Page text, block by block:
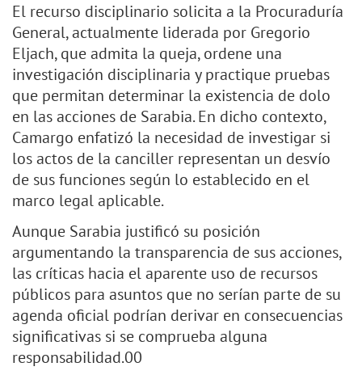
El recurso disciplinario solicita a la Procuraduría
General, actualmente liderada por Gregorio
Eljach, que admita la queja, ordene una
investigación disciplinaria y practique pruebas
que permitan determinar la existencia de dolo
en las acciones de Sarabia. En dicho contexto,
Camargo enfatizó la necesidad de investigar si
los actos de la canciller representan un desvío
de sus funciones según lo establecido en el
marco legal aplicable.
Aunque Sarabia justificó su posición
argumentando la transparencia de sus acciones,
las críticas hacia el aparente uso de recursos
públicos para asuntos que no serían parte de su
agenda oficial podrían derivar en consecuencias
significativas si se comprueba alguna
responsabilidad.00